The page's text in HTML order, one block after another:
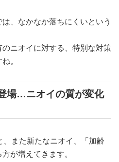
、なかなか落ちにくいという
ニオイに対する、特別な対策
。
場…ニオイの質が変化
また新たなニオイ、「加齢
が増えてきます。